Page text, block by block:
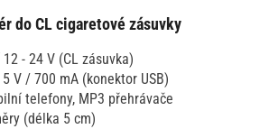
do CL cigaretové zásuvky
- 24 V (CL zásuvka)
V / 700 mA (konektor USB)
telefony, MP3 přehrávače
(délka 5 cm)